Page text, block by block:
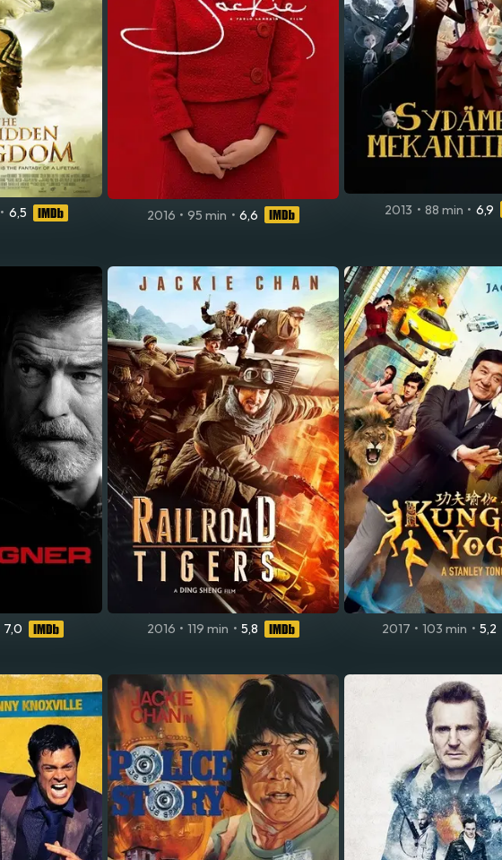
• 6,5 2016 • 95 min • 6,6 2013 • 88 min • 6,9
7,0 2016 • 119 min • 5,8 2017 • 103 min • 5,2